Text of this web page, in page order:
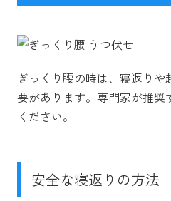
ぎっくり腰の時は、寝返り
要があります。専門家が推奨
ください。
安全な寝返りの方法